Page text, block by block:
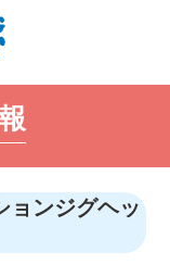
ンジグヘッ